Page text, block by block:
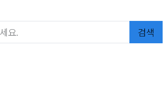
검색